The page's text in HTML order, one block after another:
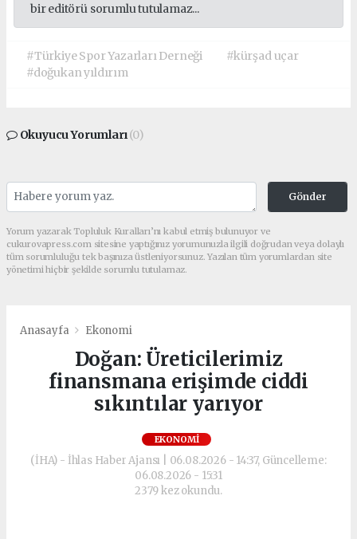
bir editörü sorumlu tutulamaz...
#Türkiye Spor Yazarları Derneği
#kürşad uçar
#doğukan yıldırım
Okuyucu Yorumları(0)
Gönder
Yorum yazarak Topluluk Kuralları’nı kabul etmiş bulunuyor ve
cukurovapress.com sitesine yaptığınız yorumunuzla ilgili doğrudan veya dolaylı
tüm sorumluluğu tek başınıza üstleniyorsunuz. Yazılan tüm yorumlardan site
yönetimi hiçbir şekilde sorumlu tutulamaz.
Anasayfa Ekonomi
Doğan: Üreticilerimiz
finansmana erişimde ciddi
sıkıntılar yarıyor
EKONOMI
(İHA) - İhlas Haber Ajansı | 06.08.2026 - 14:37, Güncelleme:
06.08.2026 - 15:31
2379 kez okundu.